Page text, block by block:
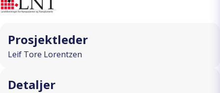
Prosjektleder
Leif Tore Lorentzen
Detaljer